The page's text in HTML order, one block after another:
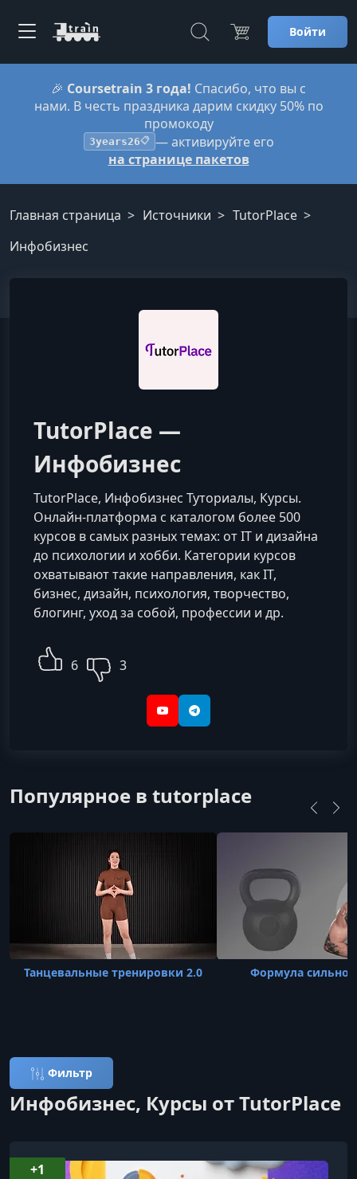
Войти
🎉 Coursetrain 3 года! Спасибо, что вы с
нами. В честь праздника дарим скидку 50% по
промокоду
3years26📋 — активируйте его
на странице пакетов
Главная страница Источники
TutorPlace
Инфобизнес
TutorPlace —
Инфобизнес
TutorPlace, Инфобизнес Туториалы, Курсы.
Онлайн-платформа с каталогом более 500
курсов в самых разных темах: от IT и дизайна
до психологии и хобби. Категории курсов
охватывают такие направления, как IT,
бизнес, дизайн, психология, творчество,
блогинг, уход за собой, профессии и др.
6 3
YouTubeTelegram
Популярное в tutorplace
Танцевальные тренировки 2.0 Формула
Фильтр
Инфобизнес, Курсы от TutorPlace
+1